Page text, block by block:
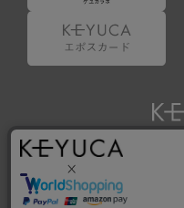
5.仮登録とは、ケユカが
用するための簡易的な会
6.仮登録をすることで、
とができます。
7.仮登録状態はポイン
に登録完了することでポ
す。
Copyright ©